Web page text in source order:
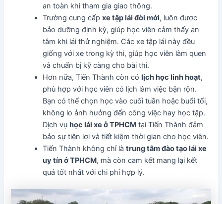
an toàn khi tham gia giao thông.
Trường cung cấpxe tập lái đời mới, luôn được
bảo dưỡng định kỳ, giúp học viên cảm thấy an
tâm khi lái thử nghiệm. Các xe tập lái này đều
giống với xe trong kỳ thi, giúp học viên làm quen
và chuẩn bị kỹ càng cho bài thi.
Hơn nữa, Tiến Thành còn có lịch học linh hoạt,
phù hợp với học viên có lịch làm việc bận rộn.
Bạn có thể chọn học vào cuối tuần hoặc buổi tối,
không lo ảnh hưởng đến công việc hay học tập.
Dịch vụ học lái xe ở TPHCM tại Tiến Thành đảm
bảo sự tiện lợi và tiết kiệm thời gian cho học viên.
Tiến Thành không chỉ làtrung tâm đào tạo lái xe
uy tín ở TPHCM, mà còn cam kết mang lại kết
quả tốt nhất với chi phí hợp lý.